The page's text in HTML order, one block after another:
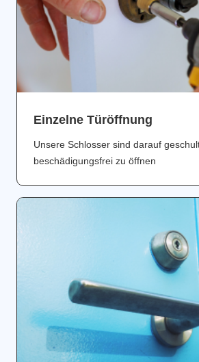
Einzelne Türöffnung
Unsere Schlosser sind darauf
beschädigungsfrei zu öffnen